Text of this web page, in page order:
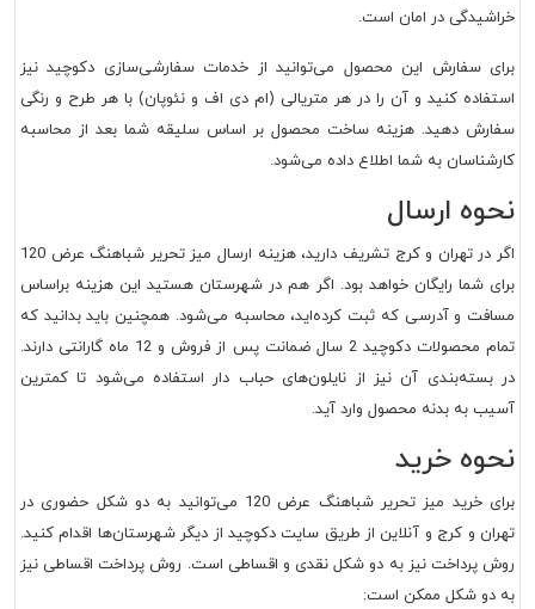
خراشیدگی در امان است.
برای سفارش این محصول می‌توانید از خدمات سفارشی‌سازی دکوچید نیز
استفاده کنید و آن را در هر متریالی (ام دی اف و نئوپان) با هر طرح و رنگی
سفارش دهید. هزینه ساخت محصول بر اساس سلیقه شما بعد از محاسبه
کارشناسان به شما اطلاع داده می‌شود.
نحوه ارسال
اگر در تهران و کرج تشریف دارید، هزینه ارسال میز تحریر شباهنگ عرض 120
برای شما رایگان خواهد بود. اگر هم در شهرستان هستید این هزینه براساس
مسافت و آدرسی که ثبت کرده‌اید، محاسبه می‌شود. همچنین باید بدانید که
تمام محصولات دکوچید 2 سال ضمانت پس از فروش و 12 ماه گارانتی دارند.
در بسته‌بندی آن نیز از نایلون‌های حباب دار استفاده می‌شود تا کمترین
آسیب به بدنه محصول وارد آید.
نحوه خرید
برای خرید میز تحریر شباهنگ عرض 120 می‌توانید به دو شکل حضوری در
تهران و کرج و آنلاین از طریق سایت دکوچید از دیگر شهرستان‌ها اقدام کنید.
روش پرداخت نیز به دو شکل نقدی و اقساطی است. روش پرداخت اقساطی نیز
به دو شکل ممکن است: